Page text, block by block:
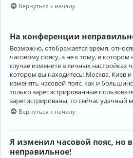
Вернуться к началу
На конференции
Возможно, отображается время,
часовому поясу, а не к тому, в котором
случае измените в личных настройках
котором вы находитесь: Москва, Киев и
изменять часовой пояс, как и
только зарегистрированные
зарегистрированы, то сейчас удачный
Вернуться к началу
Я изменил часовой пояс, но
неправильное!